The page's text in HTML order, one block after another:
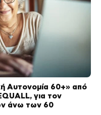
Αυτονομία 60+» από
για τον
άνω των 60